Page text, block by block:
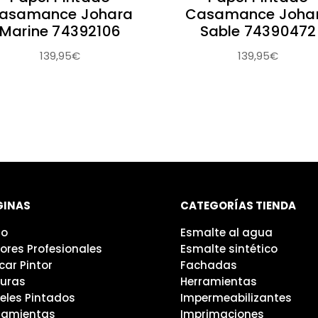
Johara
74392106
139,95€
Casamance
Sable 74390472
139,95€
Profesionales
Pintor
Pintados
CATEGORÍAS TIENDA
Esmalte al agua
Esmalte sintético
Fachadas
Herramientas
Impermeabilizantes
Imprimaciones